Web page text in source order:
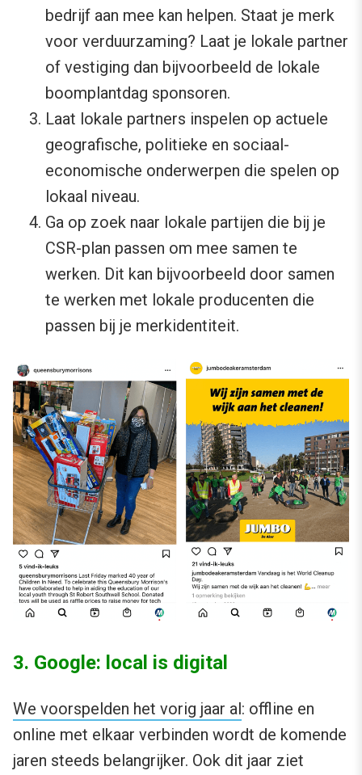
bedrijf aan mee kan helpen. Staat je merk
voor verduurzaming? Laat je lokale partner
of vestiging dan bijvoorbeeld de lokale
boomplantdag sponsoren.
Laat lokale partners inspelen op actuele
geografische, politieke en sociaal-
economische onderwerpen die spelen op
lokaal niveau.
Ga op zoek naar lokale partijen die bij je
CSR-plan passen om mee samen te
werken. Dit kan bijvoorbeeld door samen
te werken met lokale producenten die
passen bij je merkidentiteit.
3. Google: local is digital
We voorspelden het vorig jaar al: offline en
online met elkaar verbinden wordt de komende
jaren steeds belangrijker. Ook dit jaar ziet